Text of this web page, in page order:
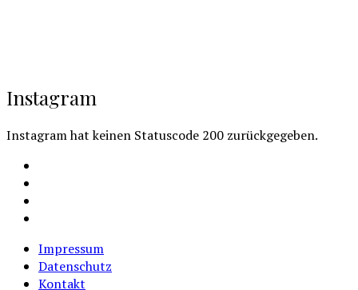
Instagram
Instagram hat keinen Statuscode 200 zurückgegeben.
(EU)
Impressum
Datenschutz
Kontakt